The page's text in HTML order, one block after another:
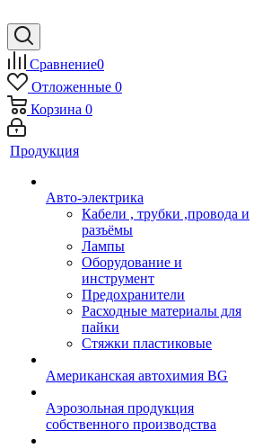
Сравнение0
Отложенные 0
Корзина 0
Продукция
Авто-электрика
Кабели , трубки ,провода и
разъёмы
Лампы
Оборудование и
инструмент
Предохранители
Расходные материалы для
пайки
Стяжки пластиковые
Американская автохимия BG
Аэрозольная продукция
собственного производства